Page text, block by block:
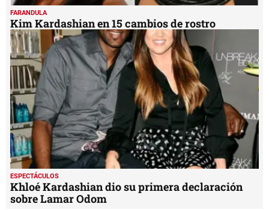
FARANDULA
Kim Kardashian en 15 cambios de rostro
ESPECTÁCULOS
Khloé Kardashian dio su primera declaración
sobre Lamar Odom